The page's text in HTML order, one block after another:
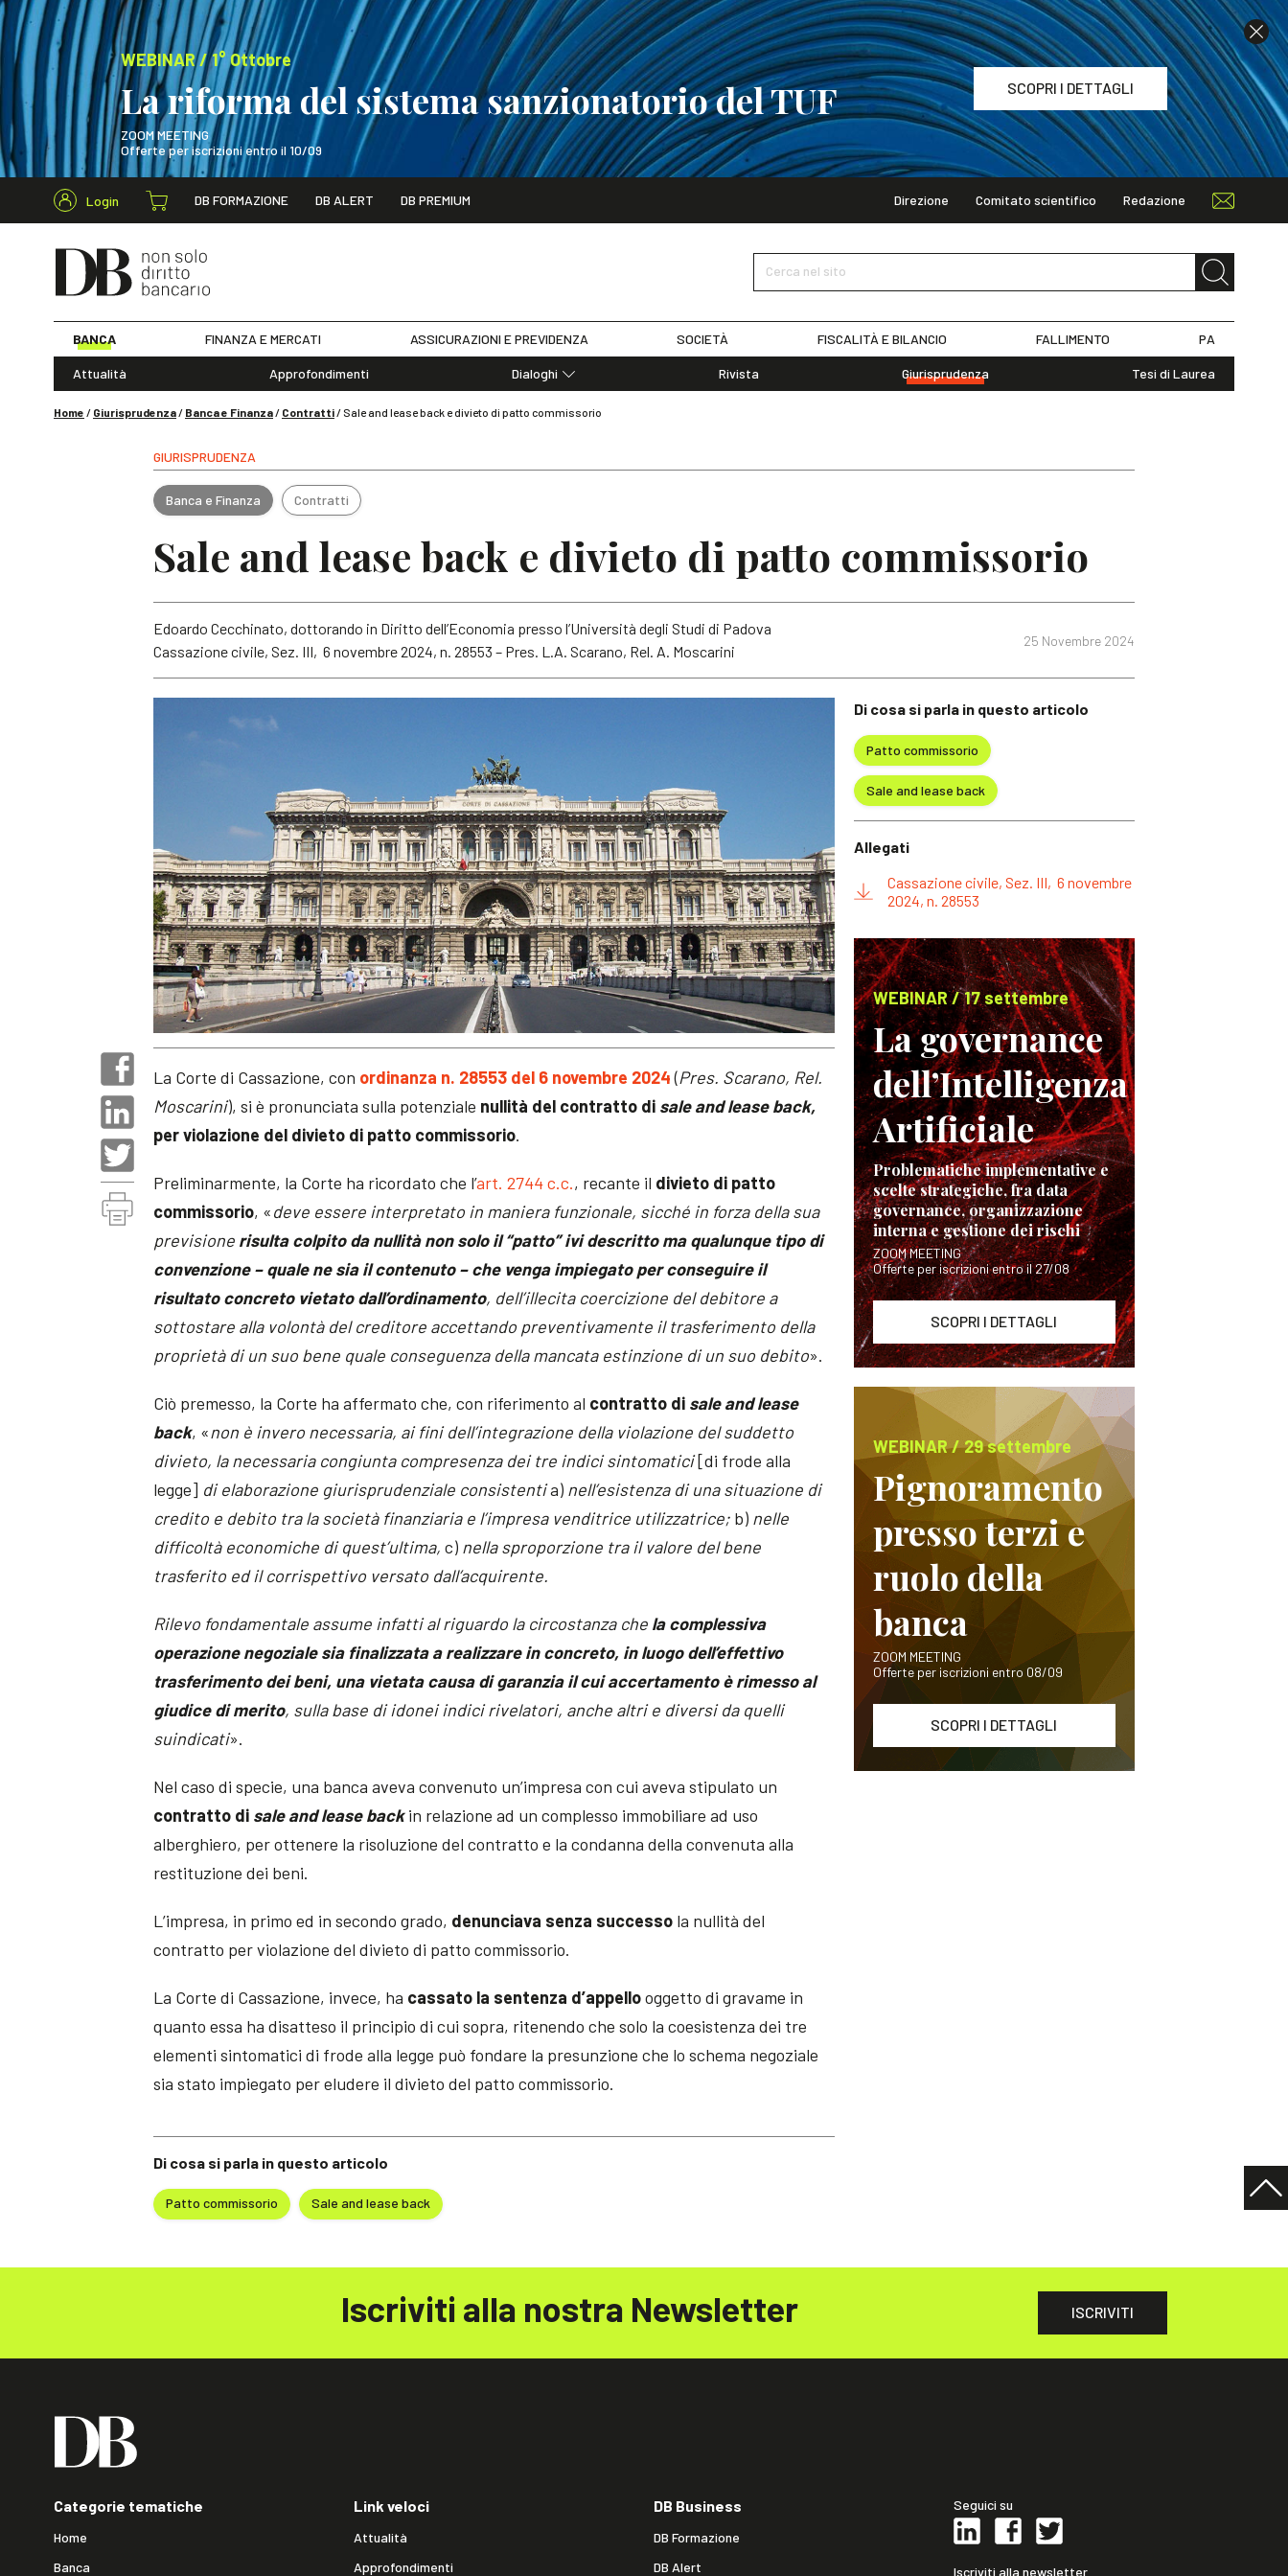
WEBINAR / 1° Ottobre
La riforma del sistema sanzionatorio del TUF
ZOOM MEETING
Offerte per iscrizioni entro il 10/09
SCOPRI I DETTAGLI
WEBINAR / 1° Ottobre
Login DB FORMAZIONE DB ALERT DB PREMIUM Direzione Comitato scientifico Redazione
Cerca nel sito
BANCA FINANZA E MERCATI ASSICURAZIONI E PREVIDENZA SOCIETÀ FISCALITÀ E BILANCIO FALLIMENTO PA
Attualità Approfondimenti
Dialoghi
Rivista Giurisprudenza Tesi di Laurea
Home / Giurisprudenza/ Banca e Finanza/ Contratti/ Sale and lease back e divieto di patto commissorio
GIURISPRUDENZA
Banca e Finanza Contratti
Sale and lease back e divieto di patto commissorio
25 Novembre 2024
Edoardo Cecchinato, dottorando in Diritto dell’Economia presso l’Università degli Studi di Padova
Cassazione civile, Sez. III, 6 novembre 2024, n. 28553 – Pres. L.A. Scarano, Rel. A. Moscarini
Di cosa si parla in questo articolo
Patto commissorio Sale and lease back
La Corte di Cassazione, con ordinanza n. 28553 del 6 novembre 2024(Pres. Scarano, Rel.
Moscarini), si è pronunciata sulla potenziale nullità del contratto di sale and lease back,
per violazione del divieto di patto commissorio.
Preliminarmente, la Corte ha ricordato che l’art. 2744 c.c., recante il divieto di patto
commissorio, «deve essere interpretato in maniera funzionale, sicché in forza della sua
previsione risulta colpito da nullità non solo il “patto” ivi descritto ma qualunque tipo di
convenzione – quale ne sia il contenuto – che venga impiegato per conseguire il
risultato concreto vietato dall’ordinamento, dell’illecita coercizione del debitore a
sottostare alla volontà del creditore accettando preventivamente il trasferimento della
proprietà di un suo bene quale conseguenza della mancata estinzione di un suo debito».
Ciò premesso, la Corte ha affermato che, con riferimento al contratto di sale and lease
back, «non è invero necessaria, ai fini dell’integrazione della violazione del suddetto
divieto, la necessaria congiunta compresenza dei tre indici sintomatici[di frode alla
legge] di elaborazione giurisprudenziale consistentia) nell’esistenza di una situazione di
credito e debito tra la società finanziaria e l’impresa venditrice utilizzatrice; b) nelle
difficoltà economiche di quest’ultima,c) nella sproporzione tra il valore del bene
trasferito ed il corrispettivo versato dall’acquirente.
Rilevo fondamentale assume infatti al riguardo la circostanza che la complessiva
operazione negoziale sia finalizzata a realizzare in concreto, in luogo dell’effettivo
trasferimento dei beni, una vietata causa di garanzia il cui accertamento è rimesso al
giudice di merito, sulla base di idonei indici rivelatori, anche altri e diversi da quelli
suindicati».
Nel caso di specie, una banca aveva convenuto un’impresa con cui aveva stipulato un
contratto di sale and lease backin relazione ad un complesso immobiliare ad uso
alberghiero, per ottenere la risoluzione del contratto e la condanna della convenuta alla
restituzione dei beni.
L’impresa, in primo ed in secondo grado, denunciava senza successo la nullità del
contratto per violazione del divieto di patto commissorio.
La Corte di Cassazione, invece, ha cassato la sentenza d’appellooggetto di gravame in
quanto essa ha disatteso il principio di cui sopra, ritenendo che solo la coesistenza dei tre
elementi sintomatici di frode alla legge può fondare la presunzione che lo schema negoziale
sia stato impiegato per eludere il divieto del patto commissorio.
Di cosa si parla in questo articolo
Patto commissorio
Sale and lease back
Allegati
Cassazione civile, Sez. III, 6 novembre
2024, n. 28553
WEBINAR / 17 settembre
La governance
dell’Intelligenza
Artificiale
Problematiche implementative e
scelte strategiche, fra data
governance, organizzazione
interna e gestione dei rischi
ZOOM MEETING
Offerte per iscrizioni entro il 27/08
SCOPRI I DETTAGLI
WEBINAR / 29 settembre
Pignoramento
presso terzi e
ruolo della
banca
ZOOM MEETING
Offerte per iscrizioni entro 08/09
SCOPRI I DETTAGLI
Iscriviti alla nostra Newsletter ISCRIVITI
Categorie tematiche
Home
Banca
Link veloci
Attualità
Approfondimenti
DB Business
DB Formazione
DB Alert
Seguici su
Iscriviti alla newsletter